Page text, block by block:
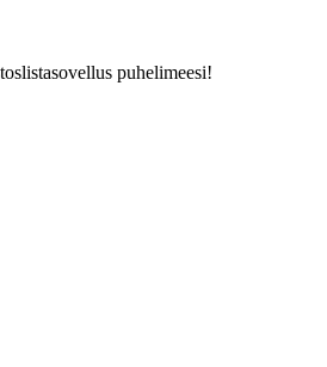
puhelimeesi!